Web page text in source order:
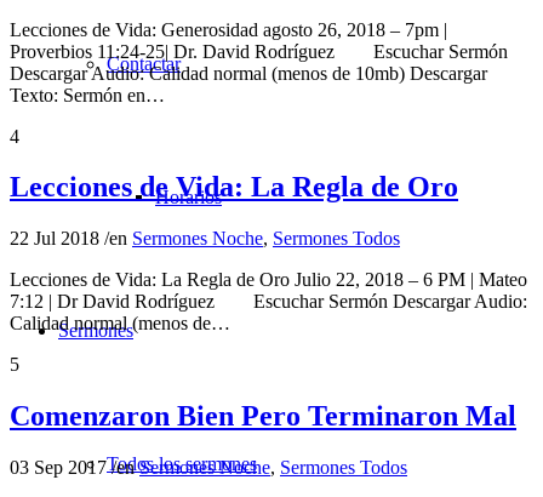
Contactar
Horarios
Sermones
Todos los sermones
Lecciones de Vida: Generosidad agosto 26, 2018 – 7pm |
Proverbios 11:24-25| Dr. David Rodríguez Escuchar Sermón
Descargar Audio: Calidad normal (menos de 10mb) Descargar
Texto: Sermón en…
4
Lecciones de Vida: La Regla de Oro
22 Jul 2018 /en Sermones Noche, Sermones Todos
Lecciones de Vida: La Regla de Oro Julio 22, 2018 – 6 PM | Mateo
7:12 | Dr David Rodríguez Escuchar Sermón Descargar Audio:
Calidad normal (menos de…
5
Comenzaron Bien Pero Terminaron Mal
03 Sep 2017/enSermones Noche, Sermones Todos